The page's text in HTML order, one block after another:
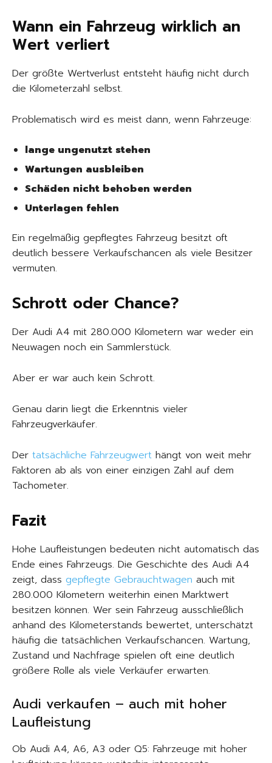
Wann ein Fahrzeug wirklich an
Wert verliert
Der größte Wertverlust entsteht häufig nicht durch
die Kilometerzahl selbst.
Problematisch wird es meist dann, wenn Fahrzeuge:
lange ungenutzt stehen
Wartungen ausbleiben
Schäden nicht behoben werden
Unterlagen fehlen
Ein regelmäßig gepflegtes Fahrzeug besitzt oft
deutlich bessere Verkaufschancen als viele Besitzer
vermuten.
Schrott oder Chance?
Der Audi A4 mit 280.000 Kilometern war weder ein
Neuwagen noch ein Sammlerstück.
Aber er war auch kein Schrott.
Genau darin liegt die Erkenntnis vieler
Fahrzeugverkäufer.
Der tatsächliche Fahrzeugwert hängt von weit mehr
Faktoren ab als von einer einzigen Zahl auf dem
Tachometer.
Fazit
Hohe Laufleistungen bedeuten nicht automatisch das
Ende eines Fahrzeugs. Die Geschichte des Audi A4
zeigt, dass gepflegte Gebrauchtwagen auch mit
280.000 Kilometern weiterhin einen Marktwert
besitzen können. Wer sein Fahrzeug ausschließlich
anhand des Kilometerstands bewertet, unterschätzt
häufig die tatsächlichen Verkaufschancen. Wartung,
Zustand und Nachfrage spielen oft eine deutlich
größere Rolle als viele Verkäufer erwarten.
Audi verkaufen – auch mit hoher
Laufleistung
Ob Audi A4, A6, A3 oder Q5: Fahrzeuge mit hoher